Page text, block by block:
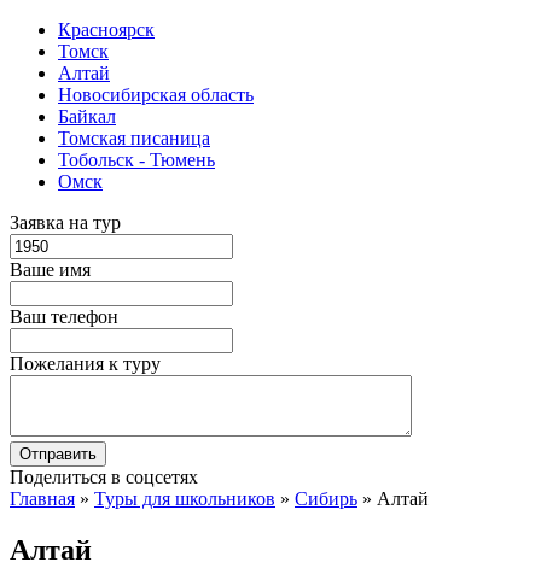
Красноярск
Томск
Алтай
Новосибирская область
Байкал
Томская писаница
Тобольск - Тюмень
Омск
Заявка на тур
Ваше имя
Ваш телефон
Пожелания к туру
Поделиться в соцсетях
Главная » Туры для школьников » Сибирь » Алтай
Алтай